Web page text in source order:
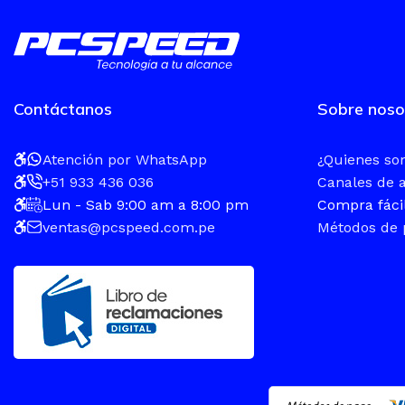
Contáctanos
Atención por WhatsApp
+51 933 436 036
Lun - Sab 9:00 am a 8:00 pm
ventas@pcspeed.com.pe
Sobre
¿Quienes
Canales de
Compra
Métodos de